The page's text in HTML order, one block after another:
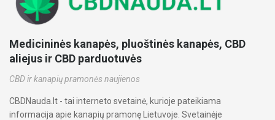
Medicininės kanapės, pluoštinės kanapės, CBD
aliejus ir CBD parduotuvės
CBD ir kanapių pramonės naujienos
CBDNauda.lt - tai interneto svetainė, kurioje pateikiama
informacija apie kanapių pramonę Lietuvoje. Svetainėje